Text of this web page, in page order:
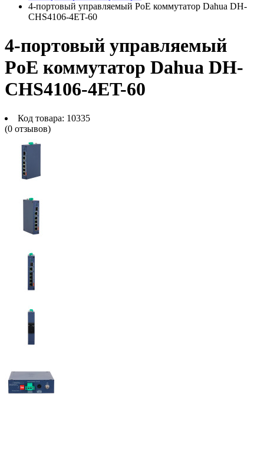
4-портовый управляемый PoE коммутатор Dahua DH-
CHS4106-4ET-60
4-портовый управляемый
PoE коммутатор Dahua DH-
CHS4106-4ET-60
Код товара: 10335
(0 отзывов)